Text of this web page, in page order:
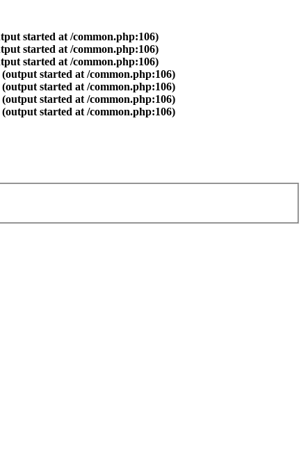
started at /common.php:106)
started at /common.php:106)
started at /common.php:106)
started at /common.php:106)
started at /common.php:106)
started at /common.php:106)
started at /common.php:106)